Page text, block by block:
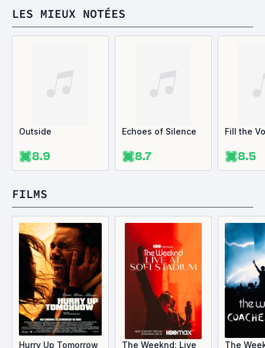
LES MIEUX NOTÉES
Outside
8.9
Echoes of Silence
8.7
Fill the
8.5
FILMS
Hurry Up Tomorrow The Weeknd: Live The